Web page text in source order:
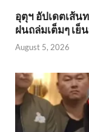
อุตุฯ อัปเดตเส้น
ฝนถล่มเต็มๆ เย็
August 5, 2026